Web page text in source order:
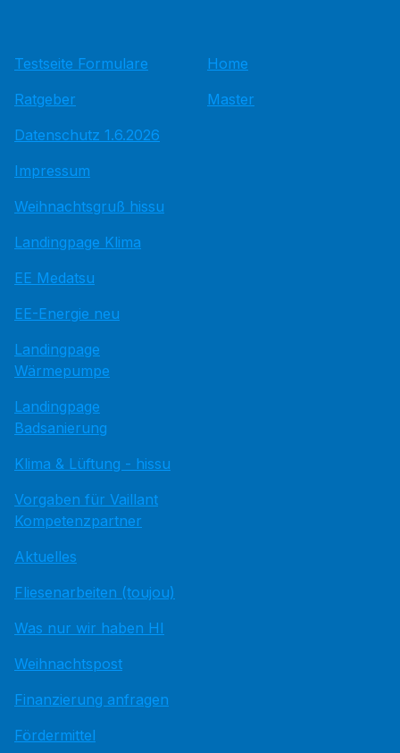
Testseite Formulare
Ratgeber
Datenschutz 1.6.2026
Impressum
Weihnachtsgruß hissu
Landingpage Klima
EE Medatsu
EE-Energie neu
Landingpage
Wärmepumpe
Landingpage
Badsanierung
Klima & Lüftung - hissu
Vorgaben für Vaillant
Kompetenzpartner
Aktuelles
Fliesenarbeiten (toujou)
Was nur wir haben HI
Weihnachtspost
Finanzierung anfragen
Fördermittel
Home
Master